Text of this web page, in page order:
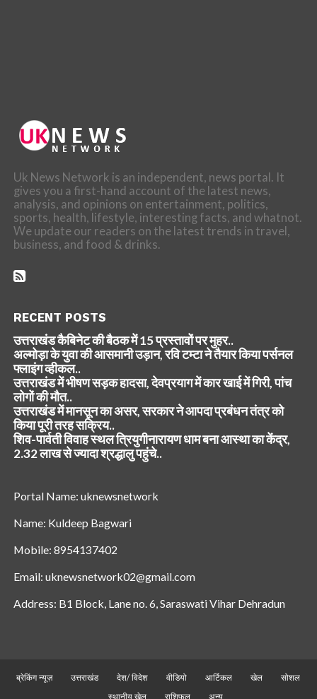
Uk News Network is an independent, news portal. It
gives you a first-hand account of the latest news,
analysis, and opinions on entertainment, politics,
sports, health, lifestyle, interesting facts, and whatnot.
We update our readers on the latest trends in travel,
business, and food & drinks.
RECENT POSTS
उत्तराखंड कैबिनेट की बैठक में 15 प्रस्तावों पर मुहर..
अल्मोड़ा के युवा की आसमानी उड़ान, रवि टम्टा ने तैयार किया पर्सनल
फ्लाइंग व्हीकल..
उत्तराखंड में भीषण सड़क हादसा, देवप्रयाग में कार खाई में गिरी, पांच
लोगों की मौत..
उत्तराखंड में मानसून का असर, सरकार ने आपदा प्रबंधन तंत्र को
किया पूरी तरह सक्रिय..
शिव-पार्वती विवाह स्थल त्रियुगीनारायण धाम बना आस्था का केंद्र,
2.32 लाख से ज्यादा श्रद्धालु पहुंचे..
Portal Name: uknewsnetwork
Name: Kuldeep Bagwari
Mobile: 8954137402
Email: uknewsnetwork02@gmail.com
Address: B1 Block, Lane no. 6, Saraswati Vihar Dehradun
ब्रेकिंग न्यूज़ उत्तराखंड देश/ विदेश वीडियो आर्टिकल खेल
सोशल
स्थानीय खेल
राशिफल अन्य